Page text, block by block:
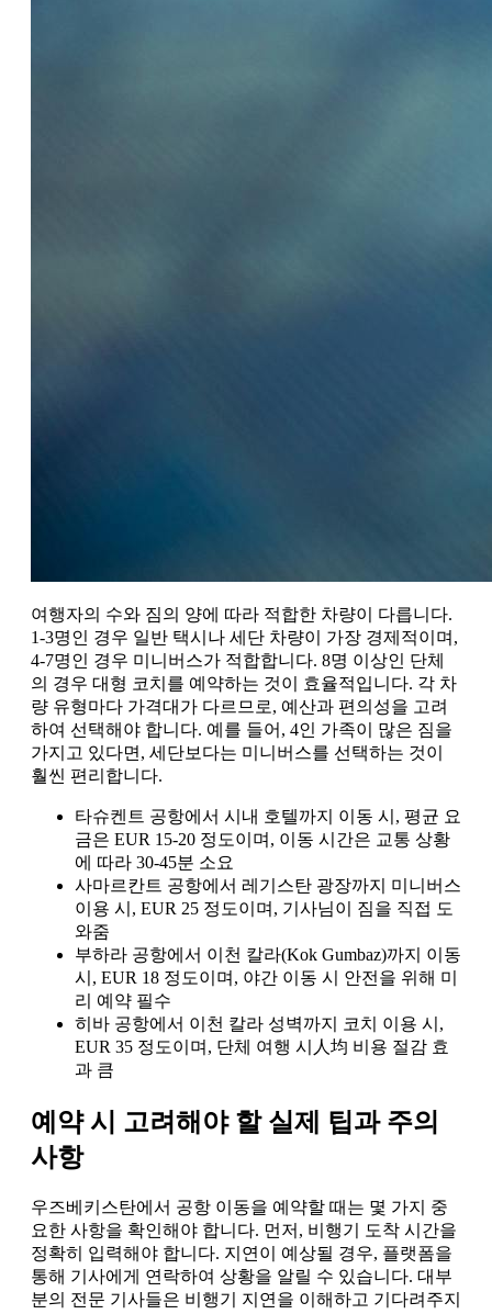
여행자의 수와 짐의 양에 따라 적합한 차량이 다릅니다.
1-3명인 경우 일반 택시나 세단 차량이 가장 경제적이며,
4-7명인 경우 미니버스가 적합합니다. 8명 이상인 단체
의 경우 대형 코치를 예약하는 것이 효율적입니다. 각 차
량 유형마다 가격대가 다르므로, 예산과 편의성을 고려
하여 선택해야 합니다. 예를 들어, 4인 가족이 많은 짐을
가지고 있다면, 세단보다는 미니버스를 선택하는 것이
훨씬 편리합니다.
타슈켄트 공항에서 시내 호텔까지 이동 시, 평균 요
금은 EUR 15-20 정도이며, 이동 시간은 교통 상황
에 따라 30-45분 소요
사마르칸트 공항에서 레기스탄 광장까지 미니버스
이용 시, EUR 25 정도이며, 기사님이 짐을 직접 도
와줌
부하라 공항에서 이천 칼라(Kok Gumbaz)까지 이동
시, EUR 18 정도이며, 야간 이동 시 안전을 위해 미
리 예약 필수
히바 공항에서 이천 칼라 성벽까지 코치 이용 시,
EUR 35 정도이며, 단체 여행 시人均 비용 절감 효
과 큼
예약 시 고려해야 할 실제 팁과 주의
사항
우즈베키스탄에서 공항 이동을 예약할 때는 몇 가지 중
요한 사항을 확인해야 합니다. 먼저, 비행기 도착 시간을
정확히 입력해야 합니다. 지연이 예상될 경우, 플랫폼을
통해 기사에게 연락하여 상황을 알릴 수 있습니다. 대부
분의 전문 기사들은 비행기 지연을 이해하고 기다려주지